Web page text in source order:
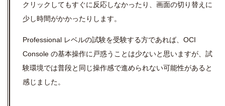
クリックしてもすぐに反応しなかったり、画面の切り替えに
少し時間がかかったりします。
Professional レベルの試験を受験する方であれば、OCI
Console の基本操作に戸惑うことは少ないと思いますが、試
験環境では普段と同じ操作感で進められない可能性があると
感じました。